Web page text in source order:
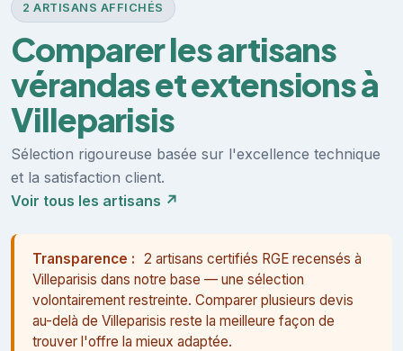
2 ARTISANS AFFICHÉS
Comparer les artisans
vérandas et extensions à
Villeparisis
Sélection rigoureuse basée sur l'excellence technique
et la satisfaction client.
Voir tous les artisans ↗
Transparence : 2 artisans certifiés RGE recensés à
Villeparisis dans notre base — une sélection
volontairement restreinte. Comparer plusieurs devis
au-delà de Villeparisis reste la meilleure façon de
trouver l'offre la mieux adaptée.